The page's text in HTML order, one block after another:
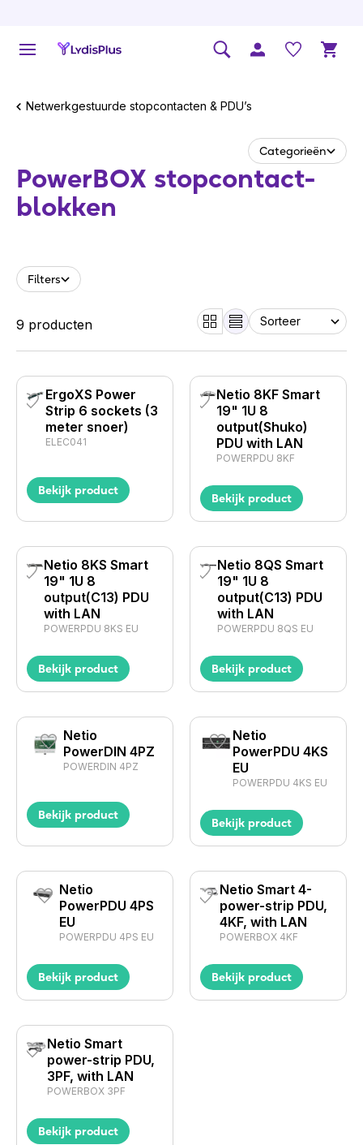
Netwerkgestuurde stopcontacten & PDU’s
Categorieën
PowerBOX stopcon­tact­
blokken
Filters
9 producten
ErgoXS Power
Strip 6 sockets (3
meter snoer)
ELEC041
Bekijk product
Netio 8KF Smart
19" 1U 8
output(Shuko)
PDU with LAN
POWERPDU 8KF
Bekijk product
Netio 8KS Smart
19" 1U 8
output(C13) PDU
with LAN
POWERPDU 8KS EU
Bekijk product
Netio 8QS Smart
19" 1U 8
output(C13) PDU
with LAN
POWERPDU 8QS EU
Bekijk product
Netio
PowerDIN 4PZ
POWERDIN 4PZ
Bekijk product
Netio
PowerPDU 4KS
EU
POWERPDU 4KS EU
Bekijk product
Netio
PowerPDU 4PS
EU
POWERPDU 4PS EU
Bekijk product
Netio Smart 4-
power-strip PDU,
4KF, with LAN
POWERBOX 4KF
Bekijk product
Netio Smart
power-strip PDU,
3PF, with LAN
POWERBOX 3PF
Bekijk product